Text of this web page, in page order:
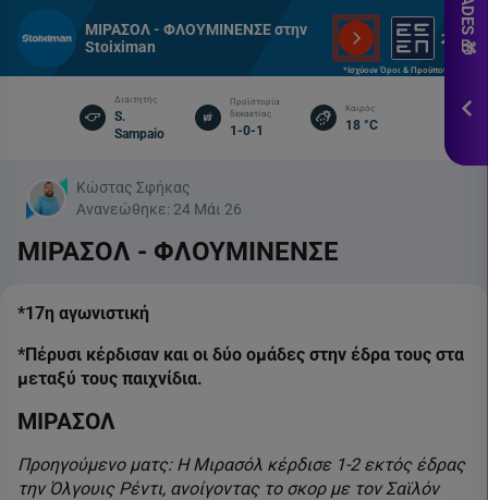
ΜΙΡΑΣΟΛ - ΦΛΟΥΜΙΝΕΝΣΕ στην
Stoiximan
*Ισχύουν Όροι & Προϋποθέσεις
Διαιτητής
S.
Sampaio
Προϊστορία
δεκαετίας
1-0-1
Καιρός
18 °C
Κώστας Σφήκας
Ανανεώθηκε: 24 Μάι 26
ΜΙΡΑΣΟΛ - ΦΛΟΥΜΙΝΕΝΣΕ
*17η αγωνιστική
*Πέρυσι κέρδισαν και οι δύο ομάδες στην έδρα τους στα
μεταξύ τους παιχνίδια.
ΜΙΡΑΣΟΛ
Προηγούμενο ματς: Η Μιρασόλ κέρδισε 1-2 εκτός έδρας
την Όλγουις Ρέντι, ανοίγοντας το σκορ με τον Σαϊλόν